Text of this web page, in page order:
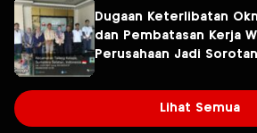
Dugaan Keterlibatan
dan Pembatasan Kerja
Perusahaan Jadi
Fresindo Jaya
Lihat Semua